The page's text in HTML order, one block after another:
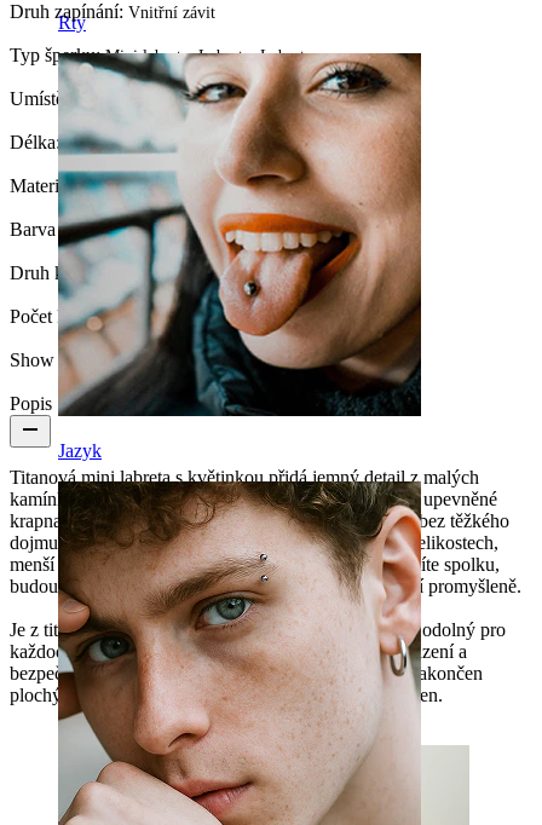
Rty
Jazyk
Druh zapínání: Vnitřní závit
Typ šperku:Mini labreta, Labreta, Labrety
Umístění: Tragus, Ušní lalůček, Helix, Conch
Délka:6 mm
Materiál:Titan
Barva kamínku:Průhledná
Druh kamínku: Kubický Zirkon
Počet kusů:1
Show pair option:Ano
Popis
Titanová mini labreta s květinkou přidá jemný detail z malých
kamínků poskládaných do tvaru květu. Kamínky jsou upevněné
krapnami a sedí těsně u kůže a dodávají šperku detail bez těžkého
dojmu. K dostání ve zlaté i stříbrné barvě a ve dvou velikostech,
menší je jemný, větší je víc nápadný. Když si je nasadíte spolku,
budou tvořit snadný vrstvený look, který pořád působí promyšleně.
Je z titanu, takže je hypoalergenní, voděodolný a dost odolný pro
každodenní nošení. Vnitřní závit zajišťuje hladké nasazení a
bezpečné upevnění, takže zůstane na svém místě. Je zakončen
plochým zadním dílem pro pohodlné nošení po celý den.